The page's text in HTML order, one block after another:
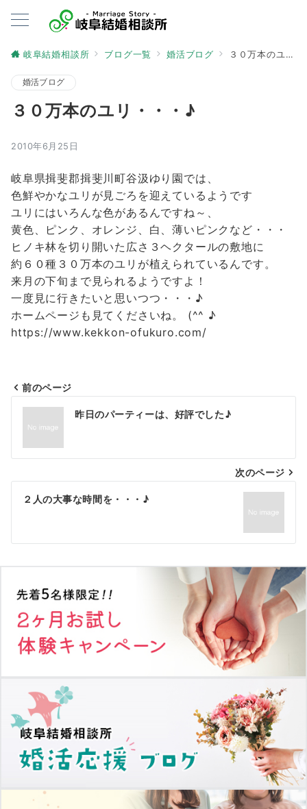
岐阜結婚相談所 ブログ一覧 婚活ブログ ３０万本のユリ・・・♪
婚活ブログ
３０万本のユリ・・・♪
2010年6月25日
岐阜県揖斐郡揖斐川町谷汲ゆり園では、
色鮮やかなユリが見ごろを迎えているようです
ユリにはいろんな色があるんですね～、
黄色、ピンク、オレンジ、白、薄いピンクなど・・・
ヒノキ林を切り開いた広さ３ヘクタールの敷地に
約６０種３０万本のユリが植えられているんです。
来月の下旬まで見られるようですよ！
一度見に行きたいと思いつつ・・・♪
ホームページも見てくださいね。 (^^ ♪
https://www.kekkon-ofukuro.com/
投
ナ
ビ
ゲ
シ
ョ
ン
前のページ
昨日のパーティーは、好評でした♪
次のページ
２人の大事な時間を・・・♪